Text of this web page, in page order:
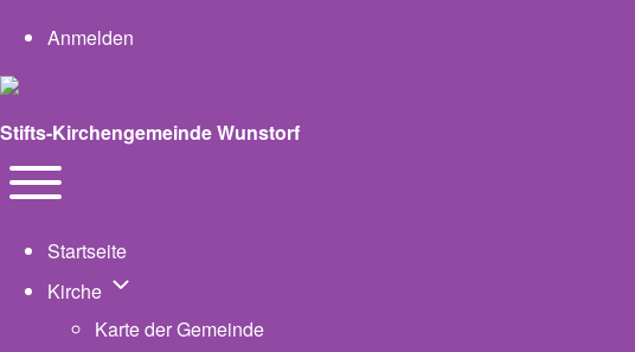
User account menu
Anmelden
Stifts-Kirchengemeinde Wunstorf
Navigation
Startseite
Kirche Unternavigation von Kirche
Karte der Gemeinde